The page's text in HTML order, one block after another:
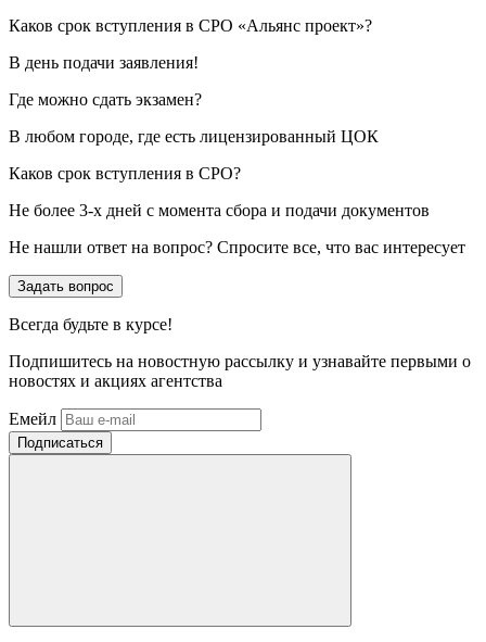
Каков срок вступления в СРО «Альянс проект»?
В день подачи заявления!
Где можно сдать экзамен?
В любом городе, где есть лицензированный ЦОК
Каков срок вступления в СРО?
Не более 3-х дней с момента сбора и подачи документов
Не нашли ответ на вопрос? Спросите все, что вас интересует
Задать вопрос
Всегда будьте в курсе!
Подпишитесь на новостную рассылку и узнавайте первыми о
новостях и акциях агентства
Емейл